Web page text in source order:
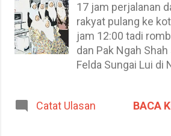
BMW, Mercedes
VW, Renault dan
negara yang
continental terbaik
Jerman, Itali,
digunakan oleh
17 jam perjalanan
rakyat pulang ke
jam 12:00 tadi
dan Pak Ngah
Felda Sungai Lui di
di Wakaf Bharu.
Catat Ulasan BACA